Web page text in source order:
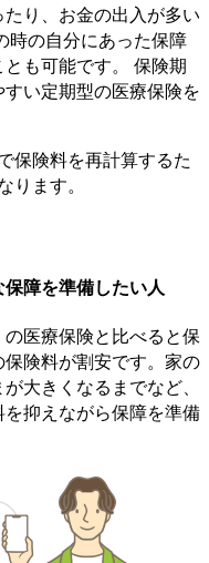
り、お金の出入が多い
時の自分にあった保障
も可能です。 保険期
い定期型の医療保険を
保険料を再計算するた
ます。
障を準備したい人
の医療保険と比べると保
険料が割安です。家の
大きくなるまでなど、
抑えながら保障を準備